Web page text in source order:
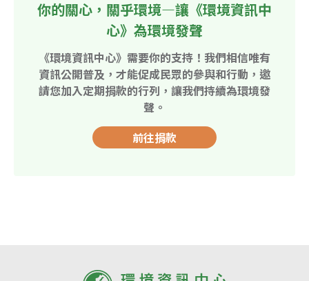
你的關心，關乎環境—讓《環境資訊中
心》為環境發聲
《環境資訊中心》需要你的支持！我們相信唯有
資訊公開普及，才能促成民眾的參與和行動，邀
請您加入定期捐款的行列，讓我們持續為環境發
聲。
前往捐款